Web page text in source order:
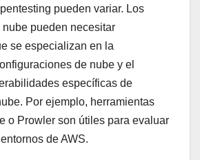
pueden variar. Los
nube pueden necesitar
se especializan en la
de nube y el
específicas de
Por ejemplo, herramientas
o Prowler son útiles para evaluar
de AWS.